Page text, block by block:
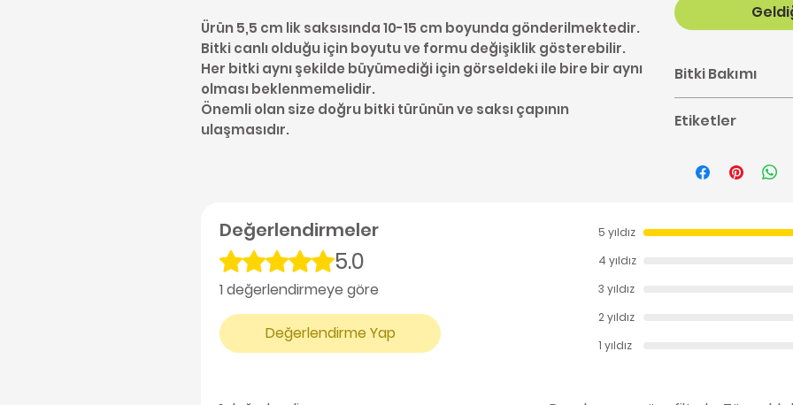
Ürün 5,5 cm lik saksısında 10-15 cm boyunda gönderilmektedir.
Bitki canlı olduğu için boyutu ve formu değişiklik gösterebilir.
Her bitki aynı şekilde büyümediği için görseldeki ile bire bir aynı
olması beklenmemelidir.
Önemli olan size doğru bitki türünün ve saksı çapının
ulaşmasıdır.
Bitki Bakımı
buradan
Etiketler
bakımı
Değerlendirmeler
5 üzerinden 5 yıldız5.0
1 değerlendirmeye göre
Değerlendirme Yap
5 yıldız
4 yıldız
3 yıldız
2 yıldız
1 yıldız